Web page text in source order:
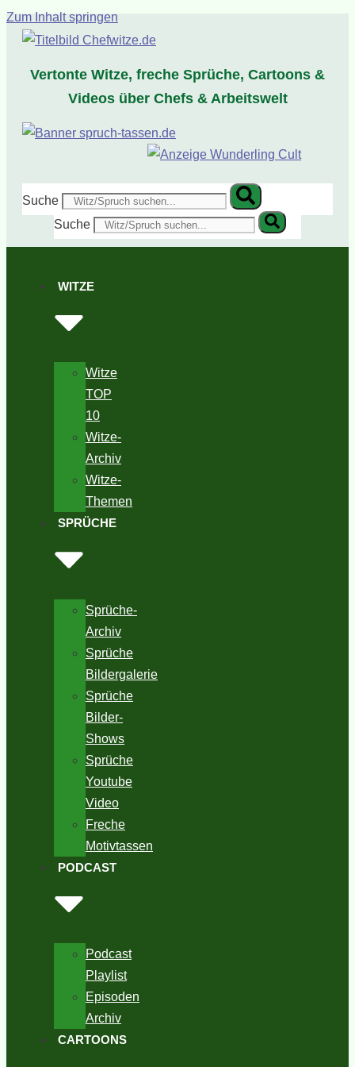
Zum Inhalt springen
Vertonte Witze, freche Sprüche, Cartoons &
Videos über Chefs & Arbeitswelt
Suche
Suche
WITZE
Witze
TOP
10
Witze-
Archiv
Witze-
Themen
SPRÜCHE
Sprüche-
Archiv
Sprüche
Bildergalerie
Sprüche
Bilder-
Shows
Sprüche
Youtube
Video
Freche
Motivtassen
PODCAST
Podcast
Playlist
Episoden
Archiv
CARTOONS